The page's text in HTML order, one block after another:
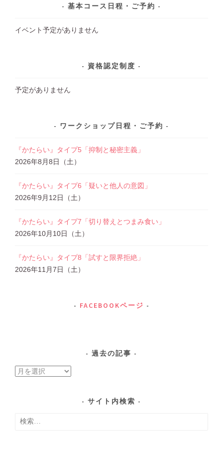
基本コース日程・ご予約
イベント予定がありません
資格認定制度
予定がありません
ワークショップ日程・ご予約
『かたらい』タイプ5「抑制と秘密主義」
2026年8月8日（土）
『かたらい』タイプ6「疑いと他人の意図」
2026年9月12日（土）
『かたらい』タイプ7「切り替えとつまみ食い」
2026年10月10日（土）
『かたらい』タイプ8「試すと限界拒絶」
2026年11月7日（土）
FACEBOOKページ
過去の記事
過
事
サイト内検索
検